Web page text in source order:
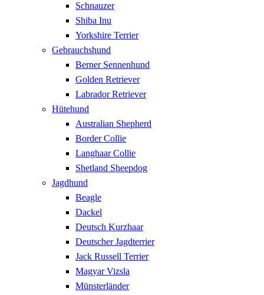
Schnauzer
Shiba Inu
Yorkshire Terrier
Gebrauchshund
Berner Sennenhund
Golden Retriever
Labrador Retriever
Hütehund
Australian Shepherd
Border Collie
Langhaar Collie
Shetland Sheepdog
Jagdhund
Beagle
Dackel
Deutsch Kurzhaar
Deutscher Jagdterrier
Jack Russell Terrier
Magyar Vizsla
Münsterländer